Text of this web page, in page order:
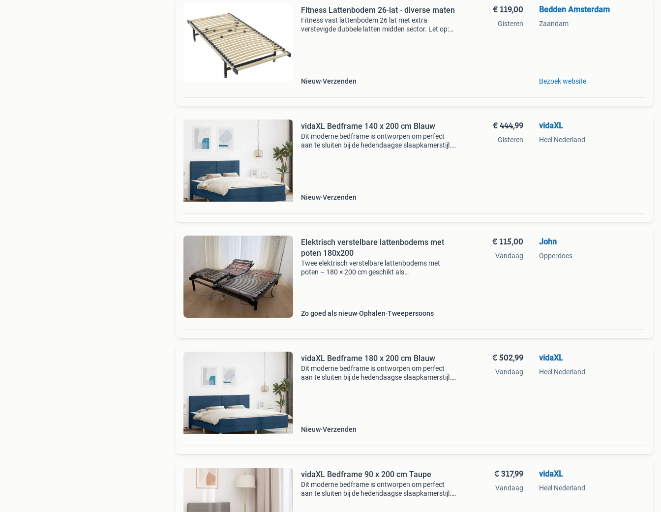
Fitness Lattenbodem 26-lat - diverse maten
Fitness vast lattenbodem 26 lat met extra
verstevigde dubbele latten midden sector. Let op:
Nieuw Verzenden
€ 119,00
Gisteren
Bedden Amsterdam
Zaandam
Bezoek website
vidaXL Bedframe 140 x 200 cm Blauw
Dit moderne bedframe is ontworpen om perfect
aan te sluiten bij de hedendaagse slaapkamerstijl.
Nieuw Verzenden
€ 444,99
Gisteren
vidaXL
Heel Nederland
Elektrisch verstelbare lattenbodems met
poten 180x200
Twee elektrisch verstelbare lattenbodems met
poten – 180 × 200 cm geschikt als
Zo goed als nieuw Ophalen Tweepersoons
€ 115,00
Vandaag
John
Opperdoes
vidaXL Bedframe 180 x 200 cm Blauw
Dit moderne bedframe is ontworpen om perfect
aan te sluiten bij de hedendaagse slaapkamerstijl.
Nieuw Verzenden
€ 502,99
Vandaag
vidaXL
Heel Nederland
vidaXL Bedframe 90 x 200 cm Taupe
Dit moderne bedframe is ontworpen om perfect
aan te sluiten bij de hedendaagse slaapkamerstijl.
€ 317,99
Vandaag
vidaXL
Heel Nederland